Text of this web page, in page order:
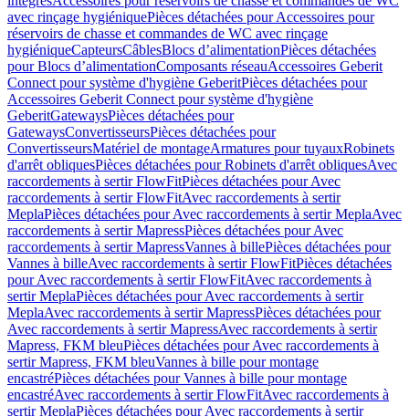
avec rinçage hygiéniquePièces détachées pour Accessoires pour
réservoirs de chasse et commandes de WC avec rinçage
hygiéniqueCapteursCâblesBlocs d’alimentationPièces détachées
pour Blocs d’alimentationComposants réseauAccessoires Geberit
Connect pour système d'hygiène GeberitPièces détachées pour
Accessoires Geberit Connect pour système d'hygiène
GeberitGatewaysPièces détachées pour
GatewaysConvertisseursPièces détachées pour
ConvertisseursMatériel de montageArmatures pour tuyauxRobinets
d'arrêt obliquesPièces détachées pour Robinets d'arrêt obliquesAvec
raccordements à sertir FlowFitPièces détachées pour Avec
raccordements à sertir FlowFitAvec raccordements à sertir
MeplaPièces détachées pour Avec raccordements à sertir MeplaAvec
raccordements à sertir MapressPièces détachées pour Avec
raccordements à sertir MapressVannes à billePièces détachées pour
Vannes à billeAvec raccordements à sertir FlowFitPièces détachées
pour Avec raccordements à sertir FlowFitAvec raccordements à
sertir MeplaPièces détachées pour Avec raccordements à sertir
MeplaAvec raccordements à sertir MapressPièces détachées pour
Avec raccordements à sertir MapressAvec raccordements à sertir
Mapress, FKM bleuPièces détachées pour Avec raccordements à
sertir Mapress, FKM bleuVannes à bille pour montage
encastréPièces détachées pour Vannes à bille pour montage
encastréAvec raccordements à sertir FlowFitAvec raccordements à
sertir MeplaPièces détachées pour Avec raccordements à sertir